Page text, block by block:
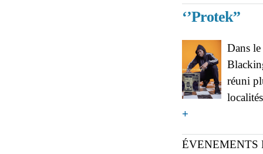
‘’Protek’’
Dans
réuni
+
ÉVENEMENTS